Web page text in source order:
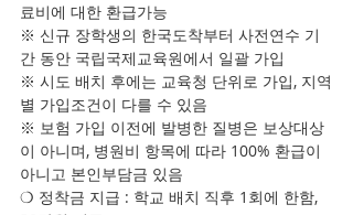
료비에 대한 환급가능
※ 신규 장학생의 한국도착부터 사전연수 기
간 동안 국립국제교육원에서 일괄 가입
※ 시도 배치 후에는 교육청 단위로 가입, 지역
별 가입조건이 다를 수 있음
※ 보험 가입 이전에 발병한 질병은 보상대상
이 아니며, 병원비 항목에 따라 100% 환급이
아니고 본인부담금 있음
❍ 정착금 지급 : 학교 배치 직후 1회에 한함,